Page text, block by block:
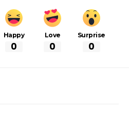
Happy
0
Love
0
Surprise
0